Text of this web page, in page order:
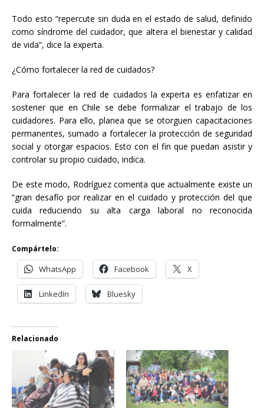
Todo esto “repercute sin duda en el estado de salud, definido
como síndrome del cuidador, que altera el bienestar y calidad
de vida”, dice la experta.
¿Cómo fortalecer la red de cuidados?
Para fortalecer la red de cuidados la experta es enfatizar en
sostener que en Chile se debe formalizar el trabajo de los
cuidadores. Para ello, planea que se otorguen capacitaciones
permanentes, sumado a fortalecer la protección de seguridad
social y otorgar espacios. Esto con el fin que puedan asistir y
controlar su propio cuidado, indica.
De este modo, Rodríguez comenta que actualmente existe un
“gran desafío por realizar en el cuidado y protección del que
cuida reduciendo su alta carga laboral no reconocida
formalmente”.
Compártelo:
WhatsApp Facebook X
LinkedIn Bluesky
Relacionado